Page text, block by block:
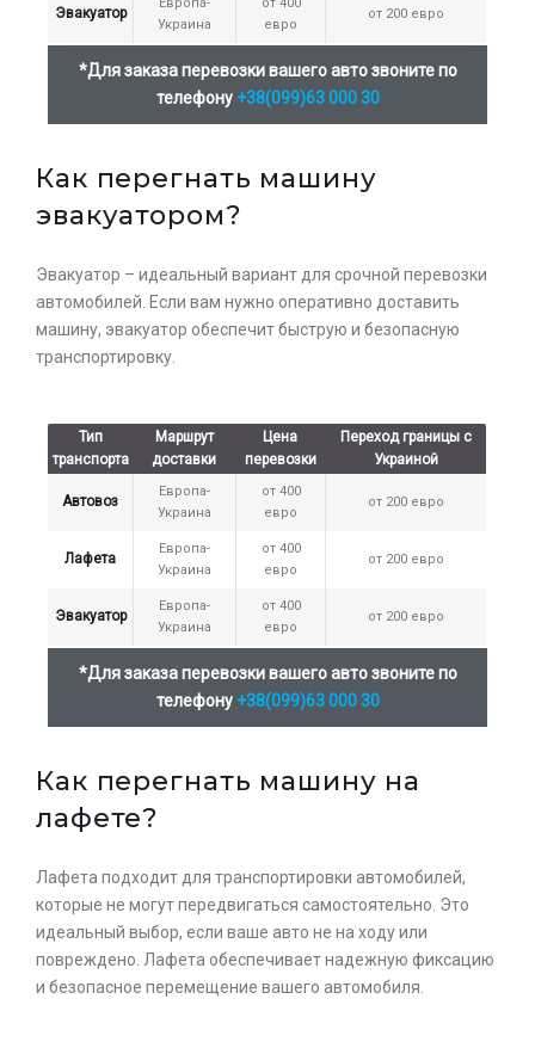
Эвакуатор
Украина
евро
от 200 евро
*Для заказа перевозки вашего авто звоните по
телефону +38(099)63 000 30
Как перегнать машину
эвакуатором?
Эвакуатор – идеальный вариант для срочной перевозки
автомобилей. Если вам нужно оперативно доставить
машину, эвакуатор обеспечит быструю и безопасную
транспортировку.
Тип
транспорта
Маршрут
доставки
Цена
перевозки
Переход границы с
Украиной
Автовоз
Европа-
Украина
от 400
евро
от 200 евро
Лафета
Европа-
Украина
от 400
евро
от 200 евро
Эвакуатор
Европа-
Украина
от 400
евро
от 200 евро
*Для заказа перевозки вашего авто звоните по
телефону +38(099)63 000 30
Как перегнать машину на
лафете?
Лафета подходит для транспортировки автомобилей,
которые не могут передвигаться самостоятельно. Это
идеальный выбор, если ваше авто не на ходу или
повреждено. Лафета обеспечивает надежную фиксацию
и безопасное перемещение вашего автомобиля.
Оставьте заявку на просчет
оператором